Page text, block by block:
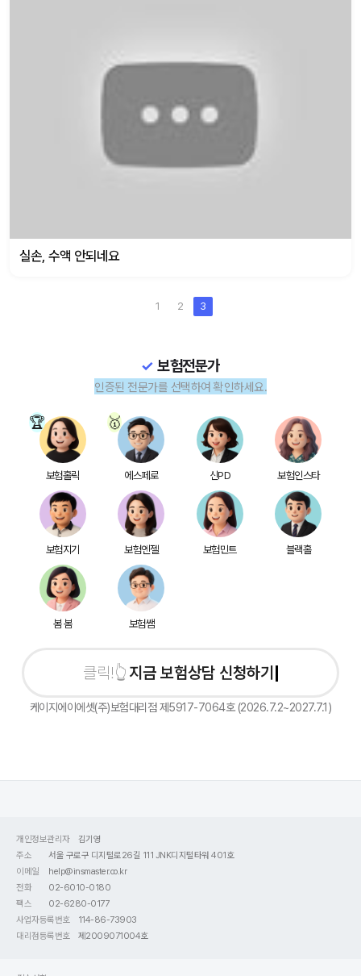
실손, 수액 안되네요
1 2 3
보험전문가
인증된 전문가를 선택하여 확인하세요.
보험홀릭 에스페로 신PD 보험인스타
보험지기 보험엔젤 보험민트 블랙홀
봄 봄 보험쌤
지금 보험상담 신청하기
케이지에이에셋(주)보험대리점 제5917-7064호 (2026.7.2~2027.7.1)
개인정보관리자
김기영
주소
서울 구로구 디지털로26길 111 JNK디지털타워 401호
이메일
help@insmaster.co.kr
전화
02-6010-0180
팩스
02-6280-0177
사업자등록번호
114-86-73903
대리점등록번호
제2009071004호